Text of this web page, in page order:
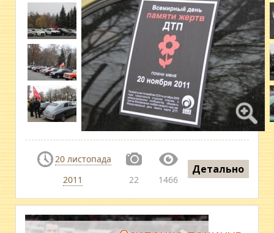
20 листопада
2011
22 1466
Детально